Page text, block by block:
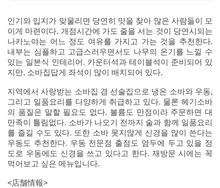
인기와 입지가 맞물리면 당연히 맛을 찾아 많은 사람들이 모
이게 마련이다. 개점시간에 가도 줄을 서는 것이 당연시되는
나카노야는 어느 정도 여유를 가지고 가는 것을 추천한다.
내부는 심플하고 고급스러우면서도 나무의 온기를 느낄 수
있는 일본식 인테리어. 카운터석과 테이블석이 준비되어 있
지만, 소바집답게 좌석이 많이 배치되어 있다.
지역에서 사랑받는 소바집 겸 선술집으로 냉온 소바와 우동,
그리고 일품요리를 다양하게 취급하고 있다. 물론 헤기소바
의 품질은 말할 필요도 없다. 볼륨도 만점이라 주문하면 대
만족이 틀림없다. 소바가 나오기 전까지 술과 함께 일품요리
를 즐길 수도 있다. 또한 소바 못지않게 신경을 많이 쓴다는
우동도 추천한다. 우동 전문점 출점도 염두에 두고 있을 정
도로 우동에도 신경을 쓰고 있다고 한다. 재방문 시에는 꼭
먹어보고 싶은 메뉴입니다.
<店舗情報>